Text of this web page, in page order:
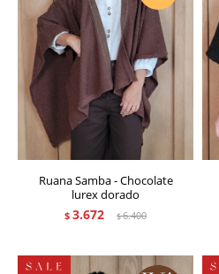
Ruana Samba - Chocolate
lurex dorado
$ 3.672 $6.400